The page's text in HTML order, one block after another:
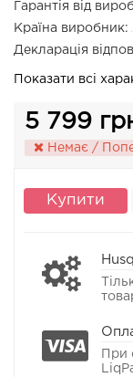
Гарантія від
Країна виробник:
Декларація
Показати всі
5 799
Немає /
Купити
При